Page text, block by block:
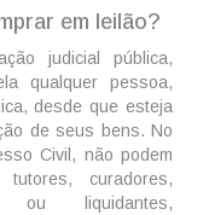
em leilão?
judicial pública,
qualquer pessoa,
desde que esteja
de seus bens. No
Civil, não podem
curadores,
ou liquidantes,